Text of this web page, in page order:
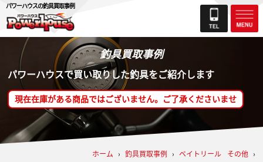
パワーハウスの釣具買取事例
釣具買取事例
パワーハウスで買い取りした釣具をご紹介します
現在在庫がある商品ではございません。ご了承くださいませ
ホーム › 釣具買取事例 › ベイトリール その他 ›